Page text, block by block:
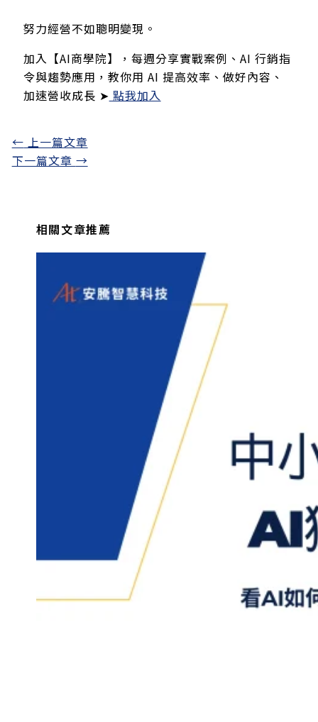
努力經營不如聰明變現。
加入【AI商學院】，每週分享實戰案例、AI 行銷指
令與趨勢應用，教你用 AI 提高效率、做好內容、
加速營收成長 ➤ 點我加入
← 上一篇文章
下一篇文章 →
相關文章推薦